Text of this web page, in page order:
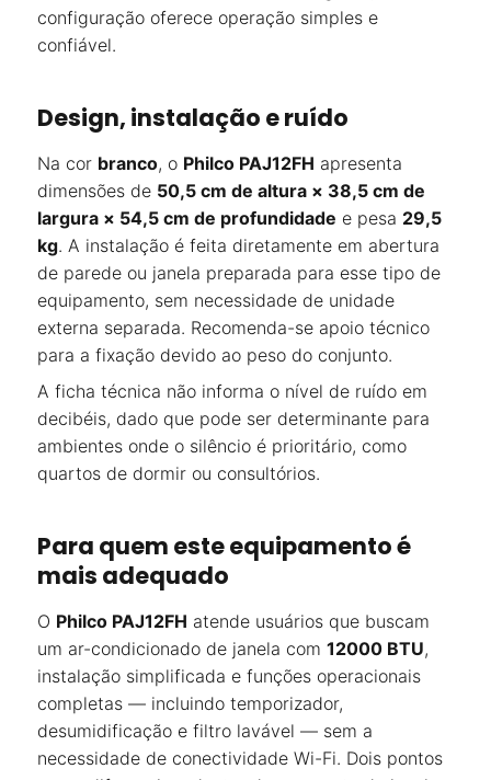
configuração oferece operação simples e
confiável.
Design, instalação e ruído
Na cor branco, o Philco PAJ12FH apresenta
dimensões de 50,5 cm de altura × 38,5 cm de
largura × 54,5 cm de profundidade e pesa 29,5
kg. A instalação é feita diretamente em abertura
de parede ou janela preparada para esse tipo de
equipamento, sem necessidade de unidade
externa separada. Recomenda-se apoio técnico
para a fixação devido ao peso do conjunto.
A ficha técnica não informa o nível de ruído em
decibéis, dado que pode ser determinante para
ambientes onde o silêncio é prioritário, como
quartos de dormir ou consultórios.
Para quem este equipamento é
mais adequado
O Philco PAJ12FH atende usuários que buscam
um ar-condicionado de janela com 12000 BTU,
instalação simplificada e funções operacionais
completas — incluindo temporizador,
desumidificação e filtro lavável — sem a
necessidade de conectividade Wi-Fi. Dois pontos